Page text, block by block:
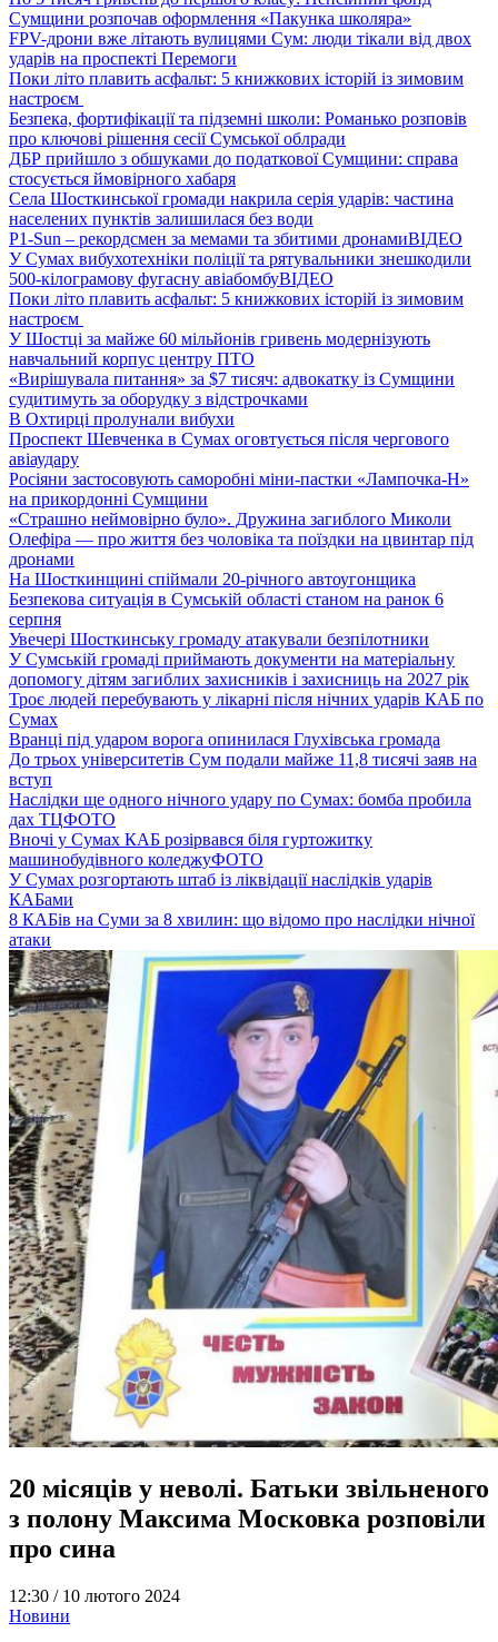
Сумщини розпочав оформлення «Пакунка школяра»
FPV-дрони вже літають вулицями Сум: люди тікали від двох
ударів на проспекті Перемоги
Поки літо плавить асфальт: 5 книжкових історій із зимовим
настроєм
Безпека, фортифікації та підземні школи: Романько розповів
про ключові рішення сесії Сумської облради
ДБР прийшло з обшуками до податкової Сумщини: справа
стосується ймовірного хабаря
Села Шосткинської громади накрила серія ударів: частина
населених пунктів залишилася без води
P1-Sun – рекордсмен за мемами та збитими дронамиВІДЕО
У Сумах вибухотехніки поліції та рятувальники знешкодили
500-кілограмову фугасну авіабомбуВІДЕО
Поки літо плавить асфальт: 5 книжкових історій із зимовим
настроєм
У Шостці за майже 60 мільйонів гривень модернізують
навчальний корпус центру ПТО
«Вирішувала питання» за $7 тисяч: адвокатку із Сумщини
судитимуть за оборудку з відстрочками
В Охтирці пролунали вибухи
Проспект Шевченка в Сумах оговтується після чергового
авіаудару
Росіяни застосовують саморобні міни-пастки «Лампочка-Н»
на прикордонні Сумщини
«Страшно неймовірно було». Дружина загиблого Миколи
Олефіра — про життя без чоловіка та поїздки на цвинтар під
дронами
На Шосткинщині спіймали 20-річного автоугонщика
Безпекова ситуація в Сумській області станом на ранок 6
серпня
Увечері Шосткинську громаду атакували безпілотники
У Сумській громаді приймають документи на матеріальну
допомогу дітям загиблих захисників і захисниць на 2027 рік
Троє людей перебувають у лікарні після нічних ударів КАБ по
Сумах
Вранці під ударом ворога опинилася Глухівська громада
До трьох університетів Сум подали майже 11,8 тисячі заяв на
вступ
Наслідки ще одного нічного удару по Сумах: бомба пробила
дах ТЦФОТО
Вночі у Сумах КАБ розірвався біля гуртожитку
машинобудівного коледжуФОТО
У Сумах розгортають штаб із ліквідації наслідків ударів
КАБами
8 КАБів на Суми за 8 хвилин: що відомо про наслідки нічної
атаки
20 місяців у неволі. Батьки звільненого
з полону Максима Московка розповіли
про сина
12:30 / 10 лютого 2024
Новини